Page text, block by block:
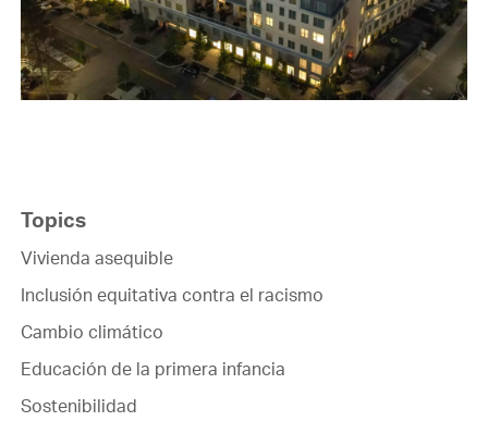
Topics
Vivienda asequible
Inclusión equitativa contra el racismo
Cambio climático
Educación de la primera infancia
Sostenibilidad